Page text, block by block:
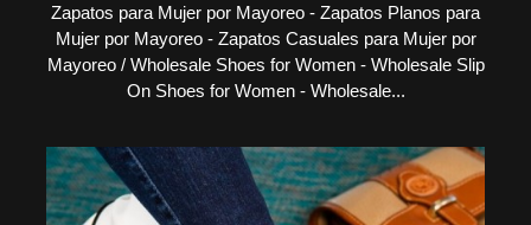
Zapatos para Mujer por Mayoreo - Zapatos Planos para
Mujer por Mayoreo - Zapatos Casuales para Mujer por
Mayoreo / Wholesale Shoes for Women - Wholesale Slip
On Shoes for Women - Wholesale...